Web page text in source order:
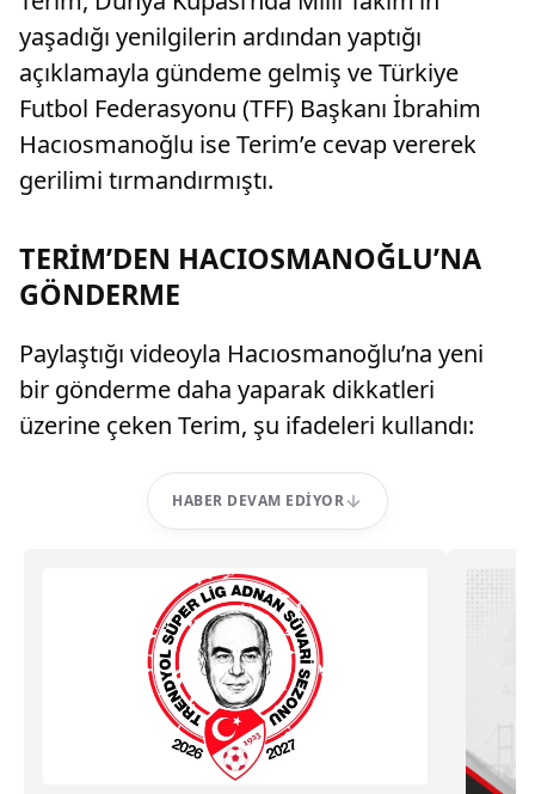
yaşadığı yenilgilerin ardından yaptığı
açıklamayla gündeme gelmiş ve Türkiye
Futbol Federasyonu (TFF) Başkanı İbrahim
Hacıosmanoğlu ise Terim’e cevap vererek
gerilimi tırmandırmıştı.
TERİM’DEN HACIOSMANOĞLU’NA
GÖNDERME
Paylaştığı videoyla Hacıosmanoğlu’na yeni
bir gönderme daha yaparak dikkatleri
üzerine çeken Terim, şu ifadeleri kullandı:
HABER DEVAM EDIYOR